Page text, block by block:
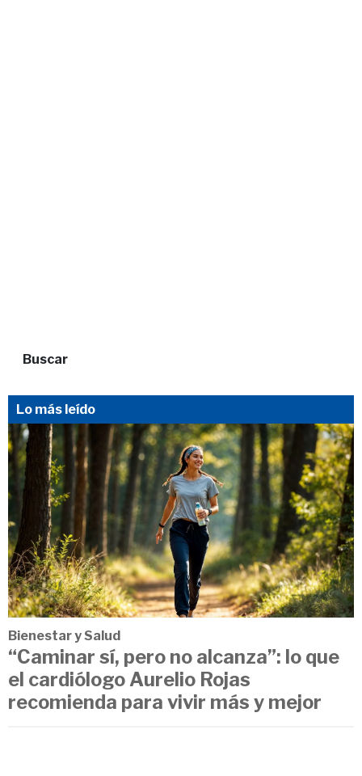
Buscar
Lo más leído
Bienestar y Salud
“Caminar sí, pero no alcanza”: lo que
el cardiólogo Aurelio Rojas
recomienda para vivir más y mejor